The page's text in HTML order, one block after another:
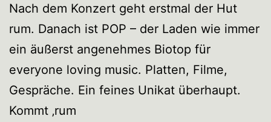
Nach dem Konzert geht erstmal der Hut
rum. Danach ist POP – der Laden wie immer
ein äußerst angenehmes Biotop für
everyone loving music. Platten, Filme,
Gespräche. Ein feines Unikat überhaupt.
Kommt ‚rum